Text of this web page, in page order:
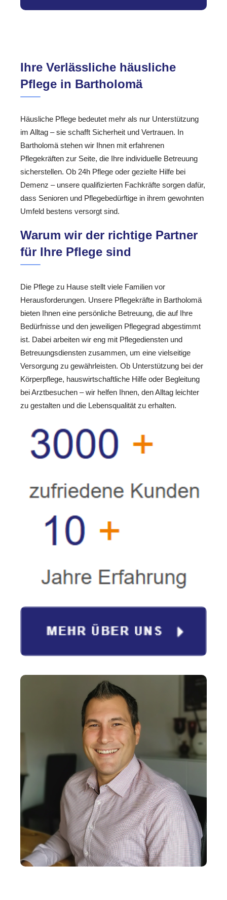
Ihre Verlässliche häusliche
Pflege in Bartholomä
Häusliche Pflege bedeutet mehr als nur Unterstützung
im Alltag – sie schafft Sicherheit und Vertrauen. In
Bartholomä stehen wir Ihnen mit erfahrenen
Pflegekräften zur Seite, die Ihre individuelle Betreuung
sicherstellen. Ob 24h Pflege oder gezielte Hilfe bei
Demenz – unsere qualifizierten Fachkräfte sorgen dafür,
dass Senioren und Pflegebedürftige in ihrem gewohnten
Umfeld bestens versorgt sind.
Warum wir der richtige Partner
für Ihre Pflege sind
Die Pflege zu Hause stellt viele Familien vor
Herausforderungen. Unsere Pflegekräfte in Bartholomä
bieten Ihnen eine persönliche Betreuung, die auf Ihre
Bedürfnisse und den jeweiligen Pflegegrad abgestimmt
ist. Dabei arbeiten wir eng mit Pflegediensten und
Betreuungsdiensten zusammen, um eine vielseitige
Versorgung zu gewährleisten. Ob Unterstützung bei der
Körperpflege, hauswirtschaftliche Hilfe oder Begleitung
bei Arztbesuchen – wir helfen Ihnen, den Alltag leichter
zu gestalten und die Lebensqualität zu erhalten.